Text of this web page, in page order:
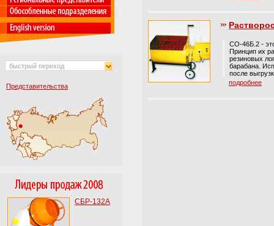
быстрый переход
Представительства
СБР-132А
СО-46Б.2 -
Принцип их
резиновых
барабана.
после
подробнее